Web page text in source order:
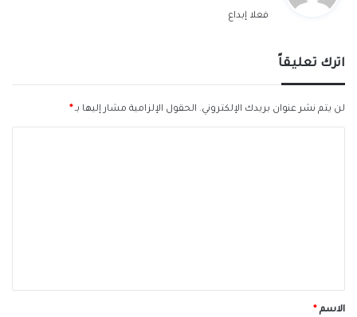
ل
فعلا إبداع
اترك تعليقاً
لن يتم نشر عنوان بريدك الإلكتروني. الحقول الإلزامية مشار إليها بـ*
*الاسم*